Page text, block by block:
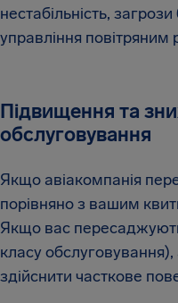
нестабільність,
управління повітряним
Підвищення та
обслуговування
Якщо авіакомпанія
порівняно з вашим
Якщо вас
класу
здійснити часткове